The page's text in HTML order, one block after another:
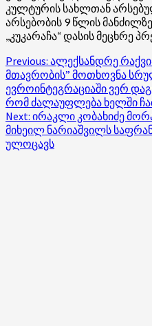
კულტურის სახლთან
არსებობის 9 წლის
,,კუკარაჩა“ დასის მეცხრე
Post
navigation
Previous: ალექსანდრე
მთავრობის” მოთხოვნა
ევროინტეგრაციაში ვერ
რომ ძალაუფლება ხელში
Next: ირაკლი კობახიძე
მიხეილ ნარიაშვილს
ულოცავს